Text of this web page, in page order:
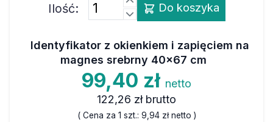
Ilość: Do koszyka
Identyfikator z okienkiem i zapięciem na
magnes srebrny 40x67 cm
99,40 zł netto
122,26 zł brutto
( Cena za 1 szt.: 9,94 złnetto )